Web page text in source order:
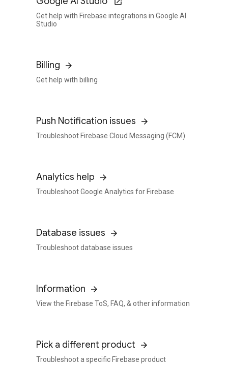
Get help with Firebase integrations in Google AI
Studio
Billing
Get help with billing
Push Notification issues
Troubleshoot Firebase Cloud Messaging (FCM)
Analytics help
Troubleshoot Google Analytics for Firebase
Database issues
Troubleshoot database issues
Information
View the Firebase ToS, FAQ, & other information
Pick a different product
Troubleshoot a specific Firebase product